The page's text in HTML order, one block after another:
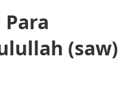
(saw)